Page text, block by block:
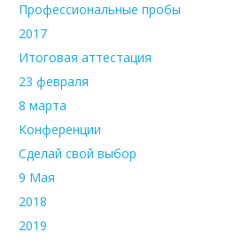
Профессиональные пробы
2017
Итоговая аттестация
23 февраля
8 марта
Конференции
Сделай свой выбор
9 Мая
2018
2019